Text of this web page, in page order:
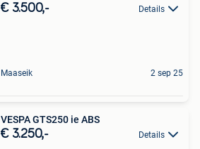
€ 3.500,- Details
Maaseik 2 sep 25
VESPA GTS250 ie ABS
€ 3.250,- Details